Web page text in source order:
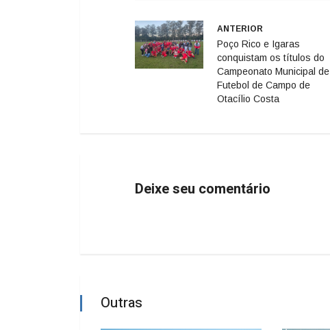
ANTERIOR
Poço Rico e Igaras
conquistam os títulos do
Campeonato Municipal de
Futebol de Campo de
Otacílio Costa
Deixe seu comentário
Outras